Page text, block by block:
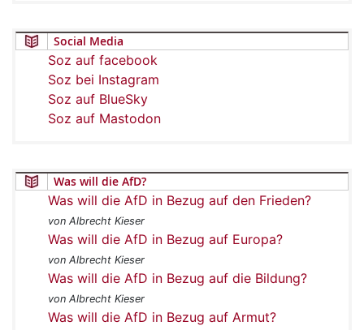
Social Media
Soz auf facebook
Soz bei Instagram
Soz auf BlueSky
Soz auf Mastodon
Was will die AfD?
Was will die AfD in Bezug auf den Frieden?
von Albrecht Kieser
Was will die AfD in Bezug auf Europa?
von Albrecht Kieser
Was will die AfD in Bezug auf die Bildung?
von Albrecht Kieser
Was will die AfD in Bezug auf Armut?